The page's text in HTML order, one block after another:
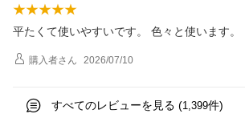
平たくて使いやすいです。 色々と使います。
購入者さん 2026/07/10
すべてのレビューを見る (1,399件)